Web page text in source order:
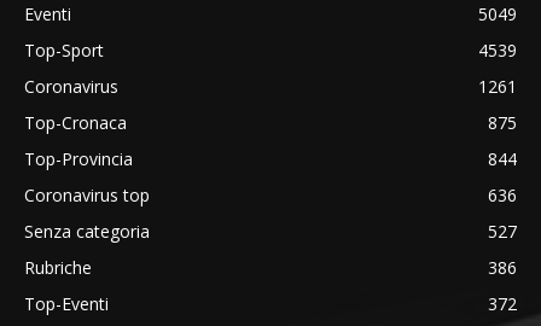
Eventi
5049
Top-Sport
4539
Coronavirus
1261
Top-Cronaca
875
Top-Provincia
844
Coronavirus top
636
Senza categoria
527
Rubriche
386
Top-Eventi
372